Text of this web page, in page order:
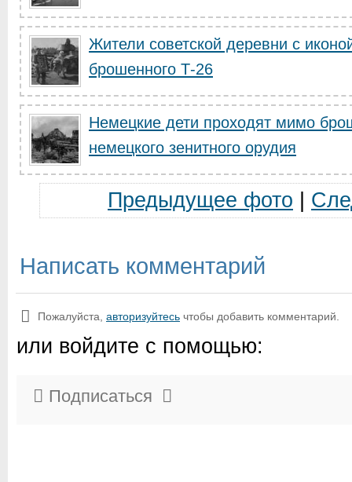
Жители советской деревни с
брошенного Т-26
Немецкие дети проходят мимо
немецкого зенитного орудия
Предыдущее фото
Написать комментарий
Пожалуйста, авторизуйтесь чтобы добавить комментарий.
или войдите с помощью:
Подписаться